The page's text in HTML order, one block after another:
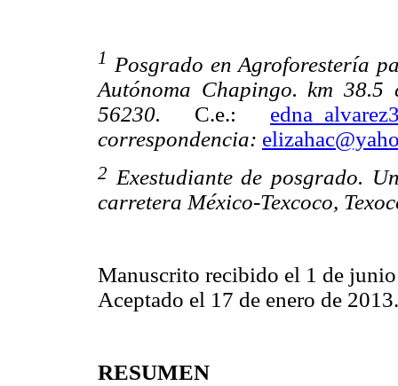
1 Posgrado en Agroforestería
Autónoma Chapingo. km 38.5
56230. C.e.:
correspondencia:
2 Exestudiante de posgrado.
carretera México-Texcoco,
Manuscrito recibido el 1 de
Aceptado el 17 de enero de 2013.
RESUMEN